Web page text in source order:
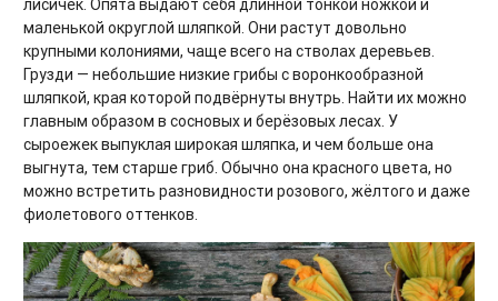
лисичек. Опята выдают себя длинной тонкой ножкой и
маленькой округлой шляпкой. Они растут довольно
крупными колониями, чаще всего на стволах деревьев.
Грузди — небольшие низкие грибы с воронкообразной
шляпкой, края которой подвёрнуты внутрь. Найти их можно
главным образом в сосновых и берёзовых лесах. У
сыроежек выпуклая широкая шляпка, и чем больше она
выгнута, тем старше гриб. Обычно она красного цвета, но
можно встретить разновидности розового, жёлтого и даже
фиолетового оттенков.